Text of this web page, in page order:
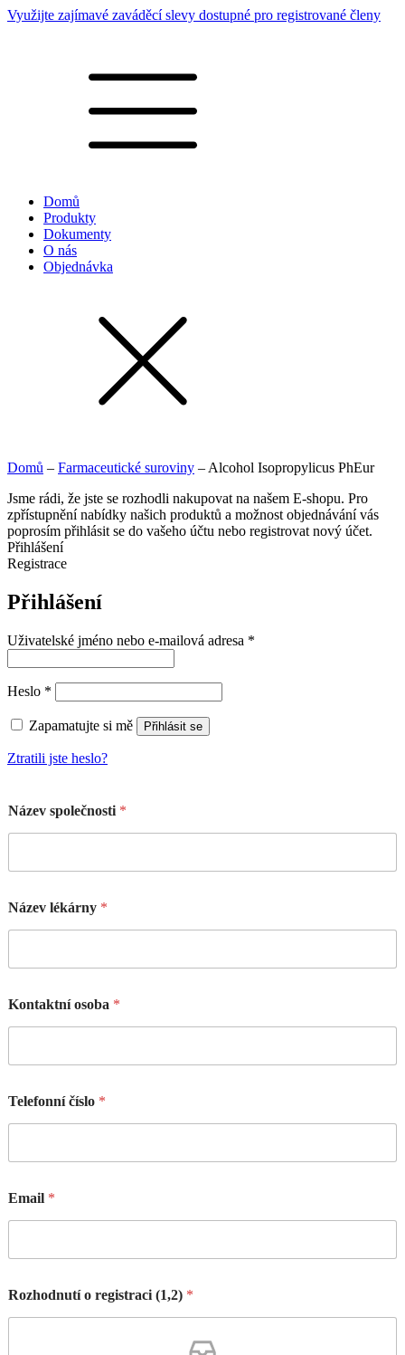
Využijte zajímavé zaváděcí slevy dostupné pro registrované členy
Domů
Produkty
Dokumenty
O nás
Objednávka
Domů – Farmaceutické suroviny – Alcohol Isopropylicus PhEur
Jsme rádi, že jste se rozhodli nakupovat na našem E-shopu. Pro
zpřístupnění nabídky našich produktů a možnost objednávání vás
poprosím přihlásit se do vašeho účtu nebo registrovat nový účet.
Přihlášení
Registrace
Přihlášení
Uživatelské jméno nebo e-mailová adresa *
Heslo *
Zapamatujte si mě Přihlásit se
Ztratili jste heslo?
Název společnosti *
Název lékárny *
Kontaktní osoba *
Telefonní číslo *
Email *
Rozhodnutí o registraci (1,2) *